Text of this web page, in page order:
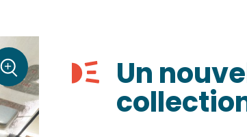
Un
Zoom
+
sur la photo